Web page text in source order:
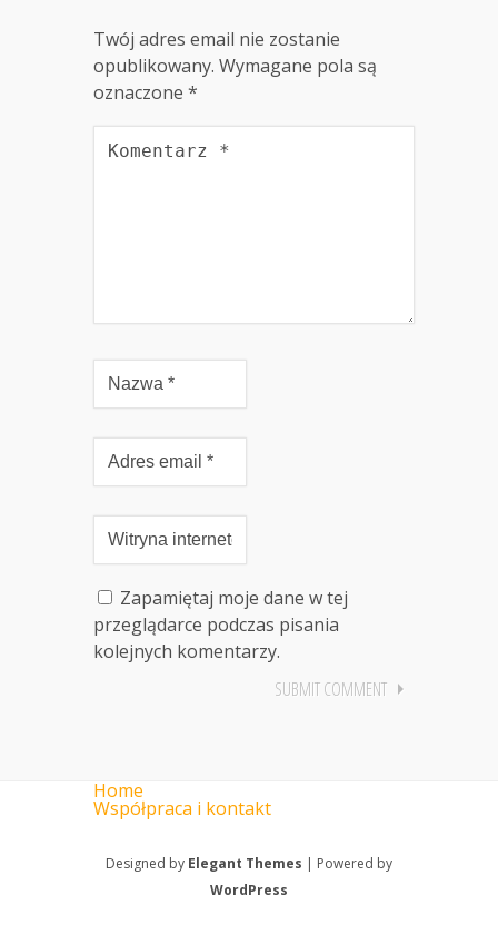
Twój adres email nie zostanie
opublikowany. Wymagane pola są
oznaczone *
Zapamiętaj moje dane w tej
przeglądarce podczas pisania
kolejnych komentarzy.
Home
Współpraca i kontakt
Designed by Elegant Themes | Powered by
WordPress